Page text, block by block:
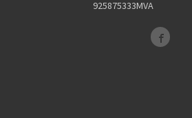
925875333MVA